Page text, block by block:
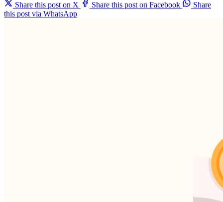
Share this post on X
Share this post on Facebook
Share
this post via WhatsApp